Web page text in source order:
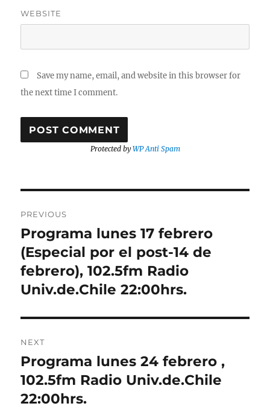
WEBSITE
Save my name, email, and website in this browser for
the next time I comment.
Protected byWP Anti Spam
navigation
PREVIOUS
Previous
post:
Programa lunes 17 febrero
(Especial por el post-14 de
febrero), 102.5fm Radio
Univ.de.Chile 22:00hrs.
NEXT
Next
post:
Programa lunes 24 febrero ,
102.5fm Radio Univ.de.Chile
22:00hrs.